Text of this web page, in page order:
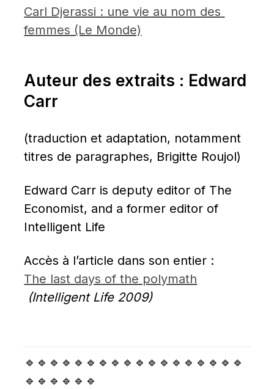
Carl Djerassi : une vie au nom des
femmes (Le Monde)
Auteur des extraits : Edward
Carr
(traduction et adaptation, notamment
titres de paragraphes, Brigitte Roujol)
Edward Carr is deputy editor of The
Economist, and a former editor of
Intelligent Life
Accès à l’article dans son entier :
The last days of the polymath
(Intelligent Life 2009)
🔹🔹🔹🔹🔹🔹🔹🔹🔹🔹🔹🔹🔹🔹🔹🔹🔹🔹
🔹🔹🔹🔹🔹🔹